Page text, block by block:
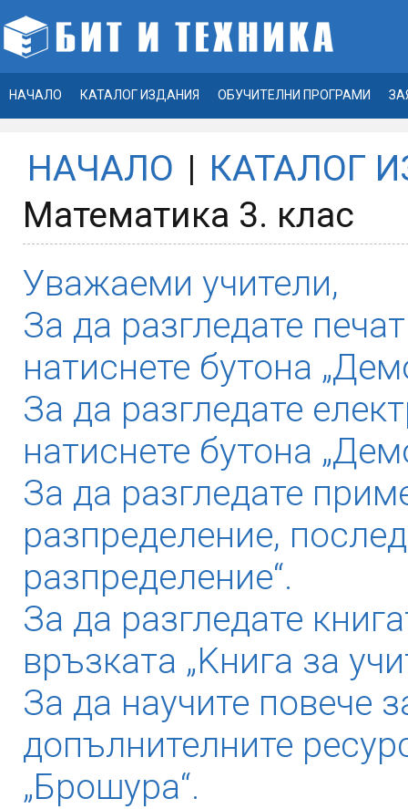
НАЧАЛО КАТАЛОГ ИЗДАНИЯ ОБУЧИТЕЛНИ ПРОГРАМИ
НАЧАЛО | КАТАЛОГ
Математика 3. клас
Уважаеми учители,
За да разгледате
натиснете бутона
За да разгледате
натиснете бутона
За да разгледате
разпределение,
разпределение“.
За да разгледате
връзката „Kнига за
За да научите повече
допълнителните
„Брошура“.